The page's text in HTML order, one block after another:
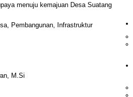
menuju kemajuan Desa Suatang
Pembangunan, Infrastruktur
M.Si